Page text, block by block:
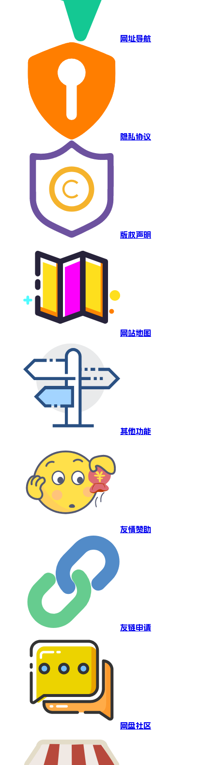
网址导航
隐私协议
版权声明
网站地图
其他功能
友情赞助
友链申请
网盘社区